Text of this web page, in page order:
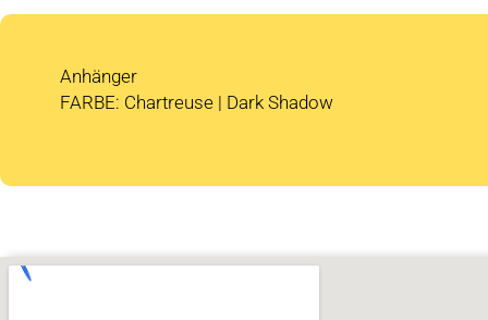
Anhänger
FARBE: Chartreuse | Dark Shadow